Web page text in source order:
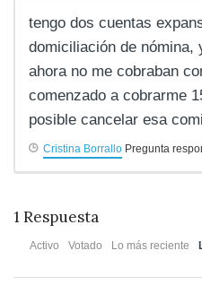
tengo dos cuentas
domiciliación de nómina,
ahora no me cobraban
comenzado a cobrarme
posible cancelar esa
Cristina Borrallo Pregunta
1 Respuesta
Activo Votado Lo más reciente